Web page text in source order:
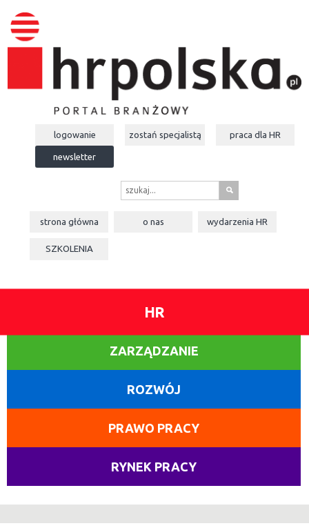
logowanie zostań specjalistą praca dla HR
newsletter
s
strona główna o nas wydarzeniaHR
SZKOLENIA
HR
ZARZĄDZANIE
ROZWÓJ
PRAWO PRACY
RYNEK PRACY